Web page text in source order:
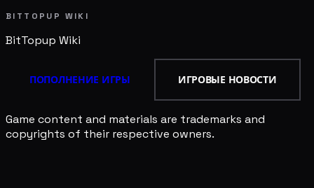
BITTOPUP WIKI
BitTopup Wiki
ПОПОЛНЕНИЕ ИГРЫ ИГРОВЫЕ НОВОСТИ
Game content and materials are trademarks and
copyrights of their respective owners.